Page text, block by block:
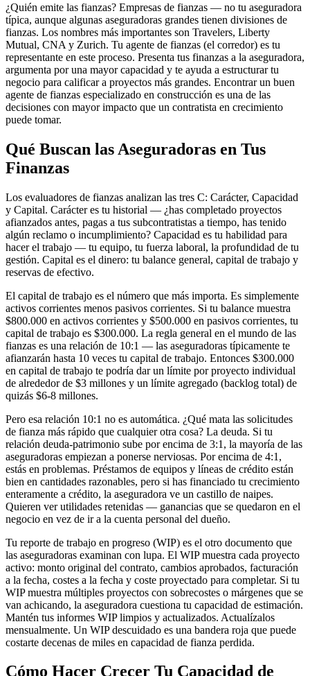
¿Quién emite las fianzas? Empresas de fianzas — no tu aseguradora
típica, aunque algunas aseguradoras grandes tienen divisiones de
fianzas. Los nombres más importantes son Travelers, Liberty
Mutual, CNA y Zurich. Tu agente de fianzas (el corredor) es tu
representante en este proceso. Presenta tus finanzas a la aseguradora,
argumenta por una mayor capacidad y te ayuda a estructurar tu
negocio para calificar a proyectos más grandes. Encontrar un buen
agente de fianzas especializado en construcción es una de las
decisiones con mayor impacto que un contratista en crecimiento
puede tomar.
Qué Buscan las Aseguradoras en Tus
Finanzas
Los evaluadores de fianzas analizan las tres C: Carácter, Capacidad
y Capital. Carácter es tu historial — ¿has completado proyectos
afianzados antes, pagas a tus subcontratistas a tiempo, has tenido
algún reclamo o incumplimiento? Capacidad es tu habilidad para
hacer el trabajo — tu equipo, tu fuerza laboral, la profundidad de tu
gestión. Capital es el dinero: tu balance general, capital de trabajo y
reservas de efectivo.
El capital de trabajo es el número que más importa. Es simplemente
activos corrientes menos pasivos corrientes. Si tu balance muestra
$800.000 en activos corrientes y $500.000 en pasivos corrientes, tu
capital de trabajo es $300.000. La regla general en el mundo de las
fianzas es una relación de 10:1 — las aseguradoras típicamente te
afianzarán hasta 10 veces tu capital de trabajo. Entonces $300.000
en capital de trabajo te podría dar un límite por proyecto individual
de alrededor de $3 millones y un límite agregado (backlog total) de
quizás $6-8 millones.
Pero esa relación 10:1 no es automática. ¿Qué mata las solicitudes
de fianza más rápido que cualquier otra cosa? La deuda. Si tu
relación deuda-patrimonio sube por encima de 3:1, la mayoría de las
aseguradoras empiezan a ponerse nerviosas. Por encima de 4:1,
estás en problemas. Préstamos de equipos y líneas de crédito están
bien en cantidades razonables, pero si has financiado tu crecimiento
enteramente a crédito, la aseguradora ve un castillo de naipes.
Quieren ver utilidades retenidas — ganancias que se quedaron en el
negocio en vez de ir a la cuenta personal del dueño.
Tu reporte de trabajo en progreso (WIP) es el otro documento que
las aseguradoras examinan con lupa. El WIP muestra cada proyecto
activo: monto original del contrato, cambios aprobados, facturación
a la fecha, costes a la fecha y coste proyectado para completar. Si tu
WIP muestra múltiples proyectos con sobrecostes o márgenes que se
van achicando, la aseguradora cuestiona tu capacidad de estimación.
Mantén tus informes WIP limpios y actualizados. Actualízalos
mensualmente. Un WIP descuidado es una bandera roja que puede
costarte decenas de miles en capacidad de fianza perdida.
Cómo Hacer Crecer Tu Capacidad de